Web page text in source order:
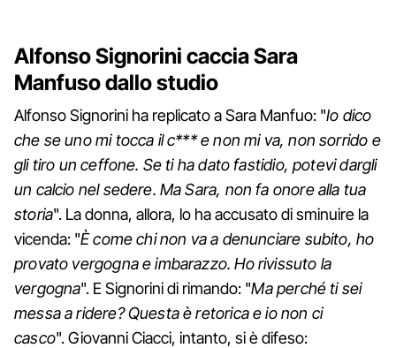
Alfonso Signorini caccia Sara
Manfuso dallo studio
Alfonso Signorini ha replicato a Sara Manfuo: "Io dico
che se uno mi tocca il c*** e non mi va, non sorrido e
gli tiro un ceffone. Se ti ha dato fastidio, potevi dargli
un calcio nel sedere. Ma Sara, non fa onore alla tua
storia". La donna, allora, lo ha accusato di sminuire la
vicenda: "È come chi non va a denunciare subito, ho
provato vergogna e imbarazzo. Ho rivissuto la
vergogna". E Signorini di rimando: "Ma perché ti sei
messa a ridere? Questa è retorica e io non ci
casco". Giovanni Ciacci, intanto, si è difeso: